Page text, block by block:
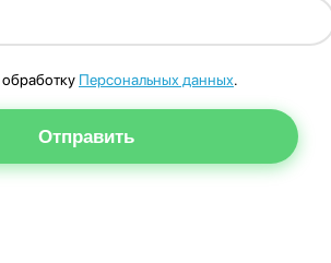
Персональных данных.
Отправить